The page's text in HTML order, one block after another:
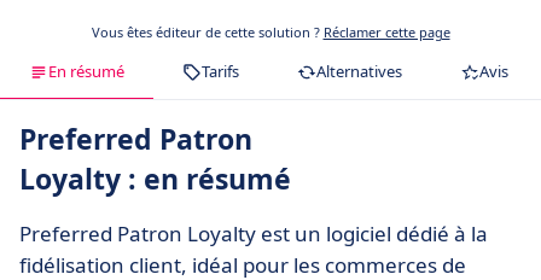
Vous êtes éditeur de cette solution ? Réclamer cette page
En résumé Tarifs Alternatives Avis
Preferred Patron
Loyalty : en résumé
Preferred Patron Loyalty est un logiciel dédié à la
fidélisation client, idéal pour les commerces de